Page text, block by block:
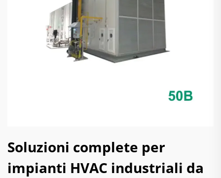
Soluzioni complete per
impianti HVAC industriali da